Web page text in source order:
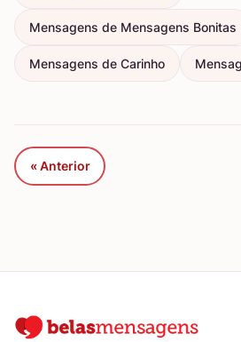
Mensagens de Mensagens Bonitas
Mensagens de Carinho
« Anterior